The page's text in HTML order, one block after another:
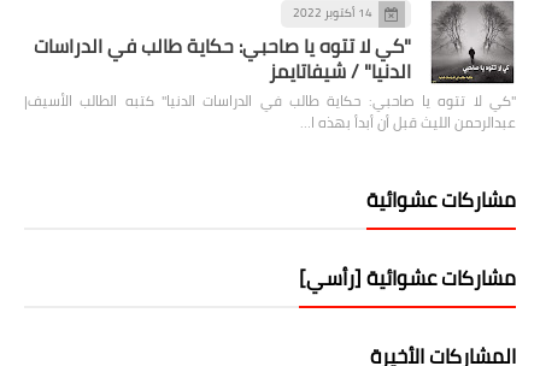
14 أكتوبر 2022
"كي لا تتوه يا صاحبي: حكاية طالب في الدراسات
الدنيا" / شيفاتايمز
"كي لا تتوه يا صاحبي: حكاية طالب في الدراسات الدنيا" كتبه الطالب الأسيف|
عبدالرحمن الليث قبل أن أبدأ بهذه ا…
مشاركات عشوائية
مشاركات عشوائية [رأسي]
المشاركات الأخيرة